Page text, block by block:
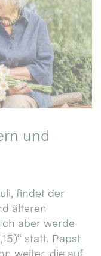
und
findet der
älteren
aber werde
statt. Papst